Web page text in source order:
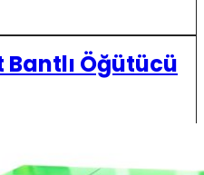
Bantlı Öğütücü